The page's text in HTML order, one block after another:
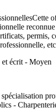
permis,
et écrit - Moyen
-